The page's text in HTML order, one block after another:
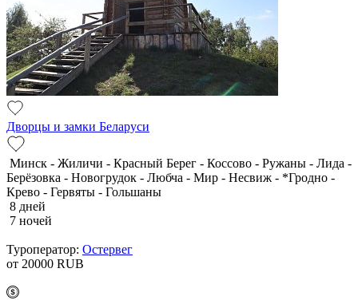
Дворцы и замки Беларуси
Минск - Жиличи - Красный Берег - Коссово - Ружаны - Лида -
Берёзовка - Новогрудок - Любча - Мир - Несвиж - *Гродно -
Крево - Гервяты - Гольшаны
8 дней
7 ночей
Туроператор: Остервег
от 20000 RUB